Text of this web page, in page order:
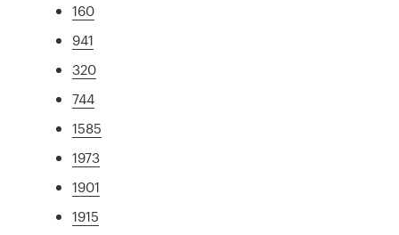
160
941
320
744
1585
1973
1901
1915